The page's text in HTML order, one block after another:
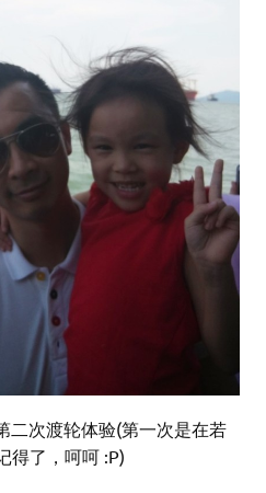
二次渡轮体验(第一次是在若
得了，呵呵 :P)